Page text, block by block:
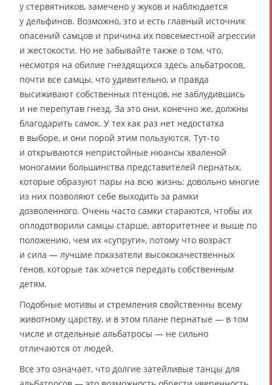
у стервятников, замечено у жуков и наблюдается
у дельфинов. Возможно, это и есть главный источник
опасений самцов и причина их повсеместной агрессии
и жестокости. Но не забывайте также о том, что,
несмотря на обилие гнездящихся здесь альбатросов,
почти все самцы, что удивительно, и правда
высиживают собственных птенцов, не заблудившись
и не перепутав гнезд. За это они, конечно же, должны
благодарить самок. У тех как раз нет недостатка
в выборе, и они порой этим пользуются. Тут-то
и открываются непристойные нюансы хваленой
моногамии большинства представителей пернатых,
которые образуют пары на всю жизнь: довольно многие
из них позволяют себе выходить за рамки
дозволенного. Очень часто самки стараются, чтобы их
оплодотворили самцы старше, авторитетнее и выше по
положению, чем их «супруги», потому что возраст
и сила — лучшие показатели высококачественных
генов, которые так хочется передать собственным
детям.
Подобные мотивы и стремления свойственны всему
животному царству, и в этом плане пернатые — в том
числе и отдельные альбатросы — не сильно
отличаются от людей.
Все это означает, что долгие затейливые танцы для